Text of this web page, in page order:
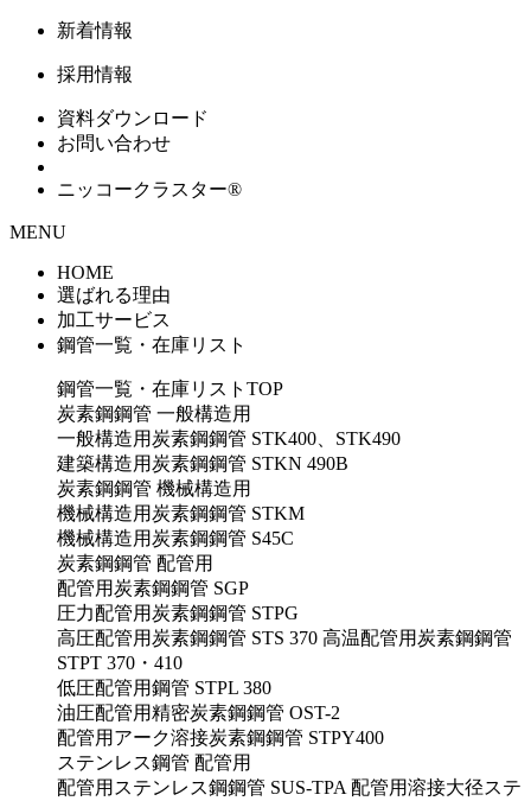
新着情報
採用情報
資料ダウンロード
お問い合わせ
ニッコークラスター®
MENU
HOME
選ばれる理由
加工サービス
鋼管⼀覧・在庫リスト
鋼管一覧・在庫リストTOP
炭素鋼鋼管 一般構造用
一般構造用炭素鋼鋼管 STK400、STK490
建築構造用炭素鋼鋼管 STKN 490B
炭素鋼鋼管 機械構造用
機械構造用炭素鋼鋼管 STKM
機械構造用炭素鋼鋼管 S45C
炭素鋼鋼管 配管用
配管用炭素鋼鋼管 SGP
圧力配管用炭素鋼鋼管 STPG
高圧配管用炭素鋼鋼管 STS 370 高温配管用炭素鋼鋼管
STPT 370・410
低圧配管用鋼管 STPL 380
油圧配管用精密炭素鋼鋼管 OST-2
配管用アーク溶接炭素鋼鋼管 STPY400
ステンレス鋼管 配管用
配管用ステンレス鋼鋼管 SUS-TPA 配管用溶接大径ステ